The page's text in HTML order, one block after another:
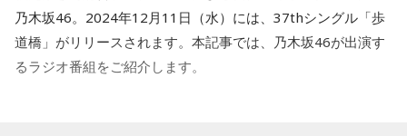
乃木坂46。2024年12月11日（水）には、37thシングル「歩
道橋」がリリースされます。本記事では、乃木坂46が出演す
るラジオ番組をご紹介します。